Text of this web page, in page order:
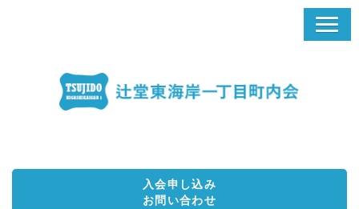
入会申し込み
お問い合わせ